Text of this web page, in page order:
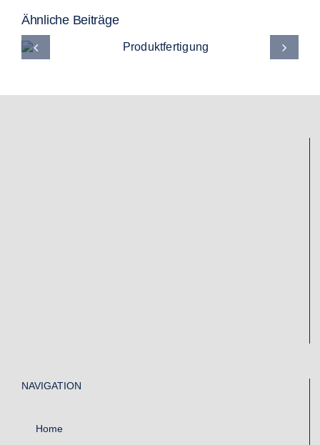
Ähnliche Beiträge
Produktfertigung
NAVIGATION
Home